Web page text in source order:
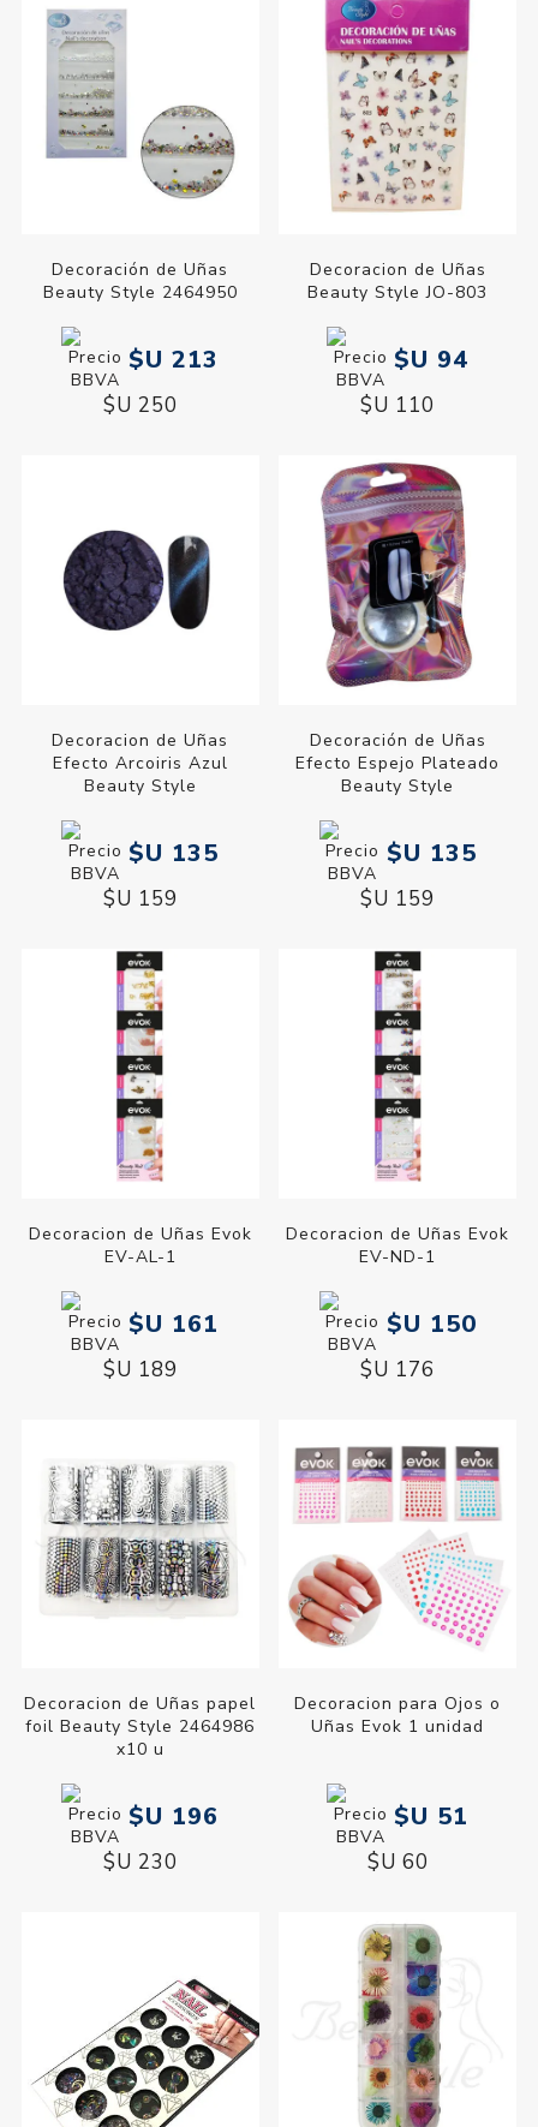
Decoración de Uñas
Beauty Style 2464950
$U 213
$U 250
Decoracion de Uñas
Beauty Style JO-803
$U 94
$U 110
Decoracion de Uñas
Efecto Arcoiris Azul
Beauty Style
$U 135
$U 159
Decoración de Uñas
Efecto Espejo Plateado
Beauty Style
$U 135
$U 159
Decoracion de Uñas Evok
EV-AL-1
$U 161
$U 189
Decoracion de Uñas Evok
EV-ND-1
$U 150
$U 176
Decoracion de Uñas papel
foil Beauty Style 2464986
x10 u
$U 196
$U 230
Decoracion para Ojos o
Uñas Evok 1 unidad
$U 51
$U 60